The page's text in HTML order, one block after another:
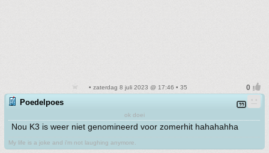
• zaterdag 8 juli 2023 @ 17:46 • 35
Poedelpoes
ok doei
Nou K3 is weer niet genomineerd voor zomerhit hahahahha
My life is a joke and i'm not laughing anymore.